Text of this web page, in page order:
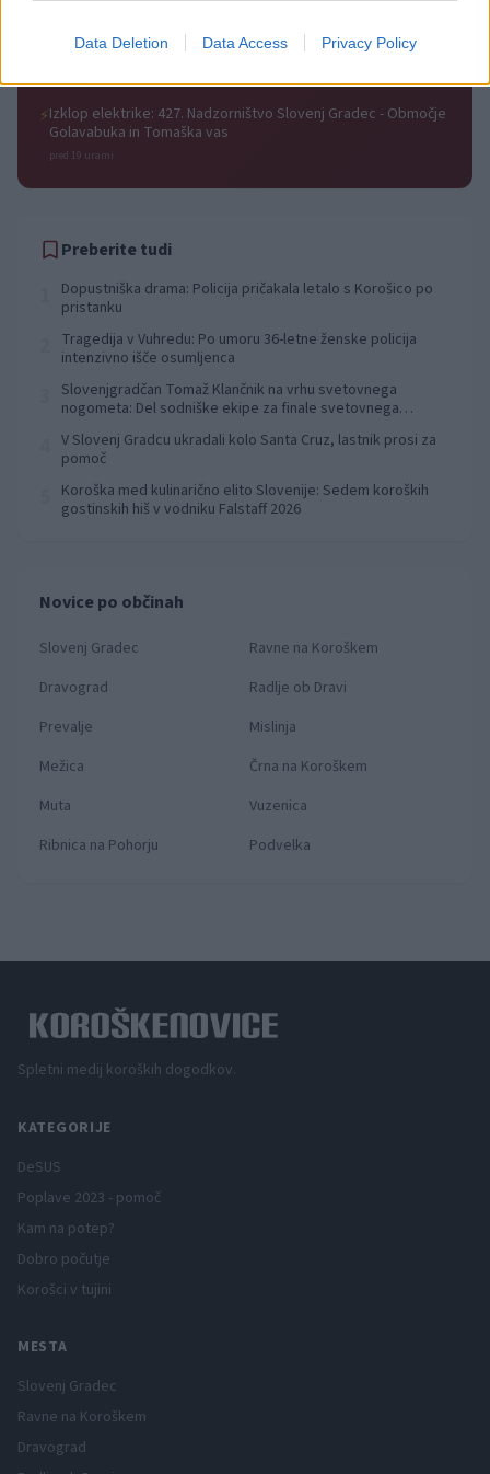
Data Deletion Data Access Privacy Policy
Izklop elektrike: 429. Nadzorništvo Ravne - Območje Prevalje
pred 19 urami
⚡Izklop elektrike: 427. Nadzorništvo Slovenj Gradec - Območje
Golavabuka in Tomaška vas
pred 19 urami
Preberite tudi
Dopustniška drama: Policija pričakala letalo s Korošico po
pristanku
Tragedija v Vuhredu: Po umoru 36-letne ženske policija
intenzivno išče osumljenca
Slovenjgradčan Tomaž Klančnik na vrhu svetovnega
nogometa: Del sodniške ekipe za finale svetovnega
V Slovenj Gradcu ukradali kolo Santa Cruz, lastnik prosi za
pomoč
Koroška med kulinarično elito Slovenije: Sedem koroških
gostinskih hiš v vodniku Falstaff 2026
Novice po občinah
Slovenj Gradec
Ravne na Koroškem
Dravograd
Radlje ob Dravi
Prevalje
Mislinja
Mežica
Črna na Koroškem
Muta
Vuzenica
Ribnica na Pohorju
Podvelka
Spletni medij koroških dogodkov.
KATEGORIJE
DeSUS
Poplave 2023 - pomoč
Kam na potep?
Dobro počutje
Korošci v tujini
MESTA
Slovenj Gradec
Ravne na Koroškem
Dravograd